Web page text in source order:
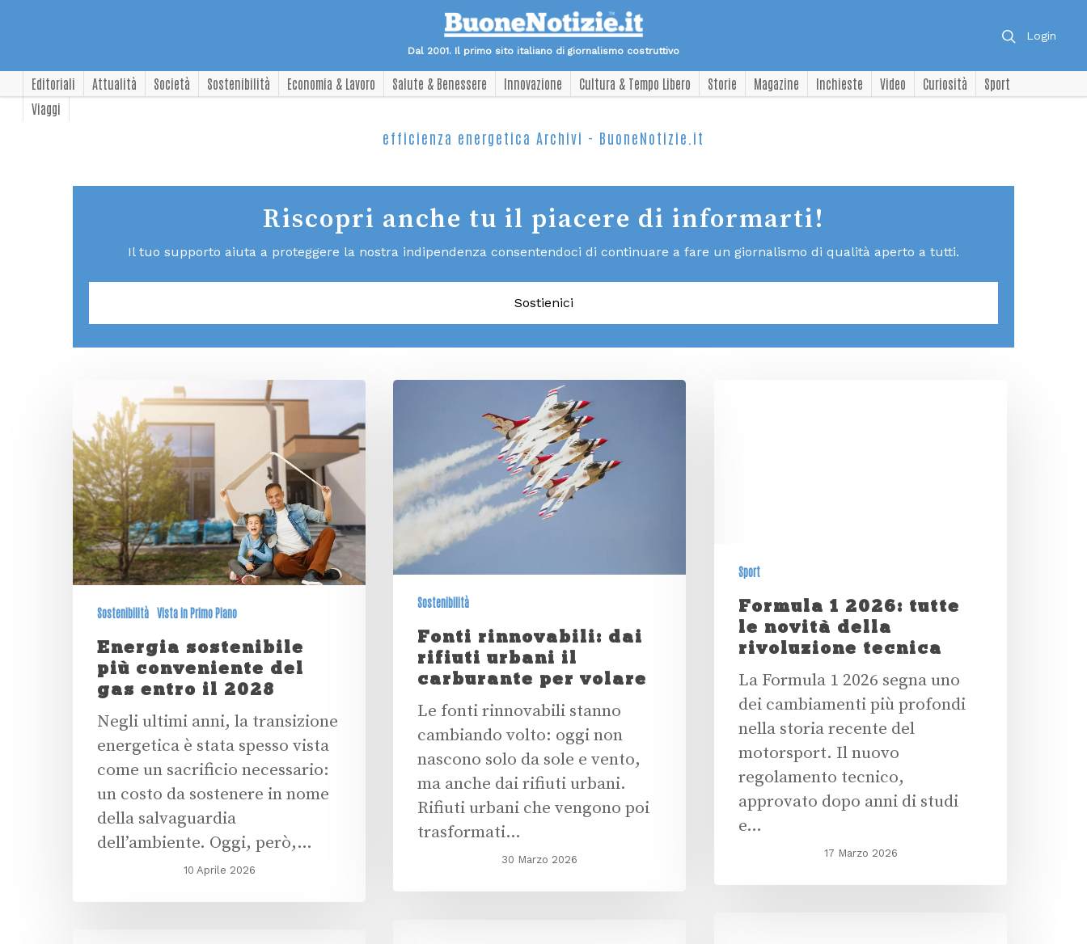
Dal 2001. Il primo sito italiano di giornalismo costruttivo
Login
Editoriali Attualità Società Sostenibilità Economia & Lavoro Salute & Benessere Innovazione Cultura & Tempo Libero Storie Magazine Inchieste Video Curiosità
Sport
Viaggi
efficienza energetica Archivi - BuoneNotizie.it
Riscopri anche tu il piacere di informarti!
Il tuo supporto aiuta a proteggere la nostra indipendenza consentendoci di continuare a fare un giornalismo di qualità aperto a tutti.
Sostienici
Sostenibilità Vista in Primo Piano
Energia sostenibile
più conveniente del
gas entro il 2028
Negli ultimi anni, la transizione
energetica è stata spesso vista
come un sacrificio necessario:
un costo da sostenere in nome
della salvaguardia
dell’ambiente. Oggi, però,…
10 Aprile 2026
Sostenibilità
Fonti rinnovabili: dai
rifiuti urbani il
carburante per volare
Le fonti rinnovabili stanno
cambiando volto: oggi non
nascono solo da sole e vento,
ma anche dai rifiuti urbani.
Rifiuti urbani che vengono poi
trasformati…
30 Marzo 2026
Sport
Formula 1 2026: tutte
le novità della
rivoluzione tecnica
La Formula 1 2026 segna uno
dei cambiamenti più profondi
nella storia recente del
motorsport. Il nuovo
regolamento tecnico,
approvato dopo anni di studi
e…
17 Marzo 2026